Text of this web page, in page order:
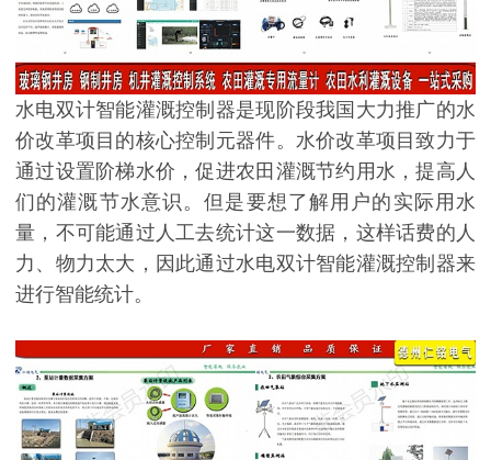
水电双计智能灌溉控制器是现阶段我国大力推广的水
价改革项目的核心控制元器件。水价改革项目致力于
通过设置阶梯水价，促进农田灌溉节约用水，提高人
们的灌溉节水意识。但是要想了解用户的实际用水
量，不可能通过人工去统计这一数据，这样话费的人
力、物力太大，因此通过水电双计智能灌溉控制器来
进行智能统计。